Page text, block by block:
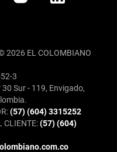
2026 EL COLOMBIANO
3
30 Sur - 119, Envigado,
(57) (604) 3315252
CLIENTE:(57) (604)